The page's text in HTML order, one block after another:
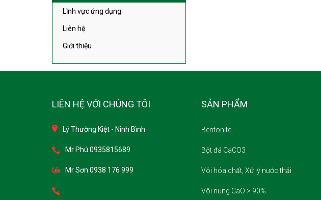
Lĩnh vực ứng dụng
Liên hệ
Giới thiệu
LIÊN HỆ VỚI CHÚNG TÔI
Lý Thường Kiệt - Ninh Bình
Mr Phú 0935815689
Mr Sơn 0938 176 999
SẢN PHẨM
Bentonite
Bột đá CaCO3
Vôi hóa chất, Xử lý nước thải
Vôi nung CaO > 90%